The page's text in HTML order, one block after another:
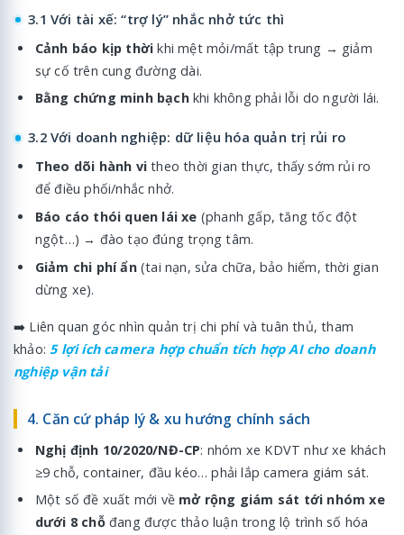
3.1 Với tài xế: “trợ lý” nhắc nhở tức thì
Cảnh báo kịp thời khi mệt mỏi/mất tập trung → giảm
sự cố trên cung đường dài.
Bằng chứng minh bạchkhi không phải lỗi do người lái.
3.2 Với doanh nghiệp: dữ liệu hóa quản trị rủi ro
Theo dõi hành vi theo thời gian thực, thấy sớm rủi ro
để điều phối/nhắc nhở.
Báo cáo thói quen lái xe (phanh gấp, tăng tốc đột
ngột…) → đào tạo đúng trọng tâm.
Giảm chi phí ẩn(tai nạn, sửa chữa, bảo hiểm, thời gian
dừng xe).
➡️ Liên quan góc nhìn quản trị chi phí và tuân thủ, tham
khảo: 5 lợi ích camera hợp chuẩn tích hợp AI cho doanh
nghiệp vận tải
4. Căn cứ pháp lý & xu hướng chính sách
Nghị định 10/2020/NĐ-CP: nhóm xe KDVT như xe khách
≥9 chỗ, container, đầu kéo… phải lắp camera giám sát.
Một số đề xuất mới về mở rộng giám sát tới nhóm xe
dưới 8 chỗđang được thảo luận trong lộ trình số hóa